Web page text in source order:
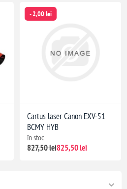
- 2,00 lei
Cartus laser Canon EXV-51
BCMY HYB
în stoc
827,50 lei825,50 lei